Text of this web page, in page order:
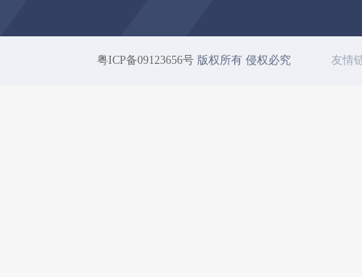
友情
粤ICP备09123656号 版权所有 侵权必究